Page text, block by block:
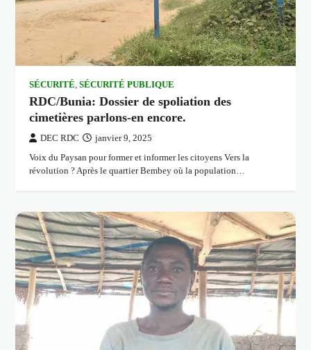
SÉCURITÉ,SÉCURITÉ PUBLIQUE
RDC/Bunia: Dossier de spoliation des
cimetières parlons-en encore.
DEC RDC janvier 9, 2025
Voix du Paysan pour former et informer les citoyens Vers la
révolution ? Après le quartier Bembey où la population…